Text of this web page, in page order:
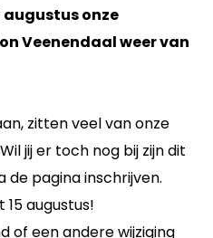
onze
Veenendaal weer van
zitten veel van onze
jij er toch nog bij zijn dit
de paginainschrijven.
augustus!
of een andere wijziging